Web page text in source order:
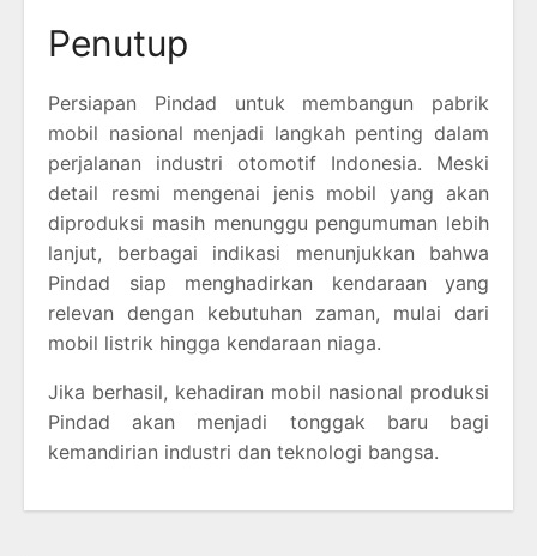
Penutup
Persiapan Pindad untuk membangun pabrik
mobil nasional menjadi langkah penting dalam
perjalanan industri otomotif Indonesia. Meski
detail resmi mengenai jenis mobil yang akan
diproduksi masih menunggu pengumuman lebih
lanjut, berbagai indikasi menunjukkan bahwa
Pindad siap menghadirkan kendaraan yang
relevan dengan kebutuhan zaman, mulai dari
mobil listrik hingga kendaraan niaga.
Jika berhasil, kehadiran mobil nasional produksi
Pindad akan menjadi tonggak baru bagi
kemandirian industri dan teknologi bangsa.